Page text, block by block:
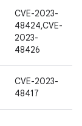
CVE-2023-
48424,CVE-
2023-
48426
CVE-2023-
48417